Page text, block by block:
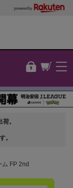
powered by
。
。
ム FP 2nd